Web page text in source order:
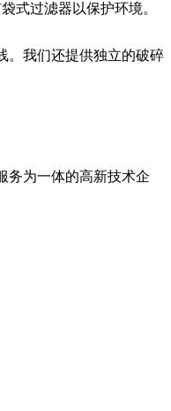
式过滤器以保护环境。
。我们还提供独立的破碎
务为一体的高新技术企